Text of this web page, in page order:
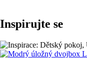
Inspirujte se